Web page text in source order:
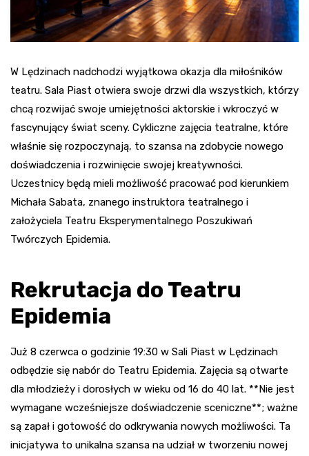
W Lędzinach nadchodzi wyjątkowa okazja dla miłośników
teatru. Sala Piast otwiera swoje drzwi dla wszystkich, którzy
chcą rozwijać swoje umiejętności aktorskie i wkroczyć w
fascynujący świat sceny. Cykliczne zajęcia teatralne, które
właśnie się rozpoczynają, to szansa na zdobycie nowego
doświadczenia i rozwinięcie swojej kreatywności.
Uczestnicy będą mieli możliwość pracować pod kierunkiem
Michała Sabata, znanego instruktora teatralnego i
założyciela Teatru Eksperymentalnego Poszukiwań
Twórczych Epidemia.
Rekrutacja do Teatru
Epidemia
Już 8 czerwca o godzinie 19:30 w Sali Piast w Lędzinach
odbędzie się nabór do Teatru Epidemia. Zajęcia są otwarte
dla młodzieży i dorosłych w wieku od 16 do 40 lat. **Nie jest
wymagane wcześniejsze doświadczenie sceniczne**; ważne
są zapał i gotowość do odkrywania nowych możliwości. Ta
inicjatywa to unikalna szansa na udział w tworzeniu nowej